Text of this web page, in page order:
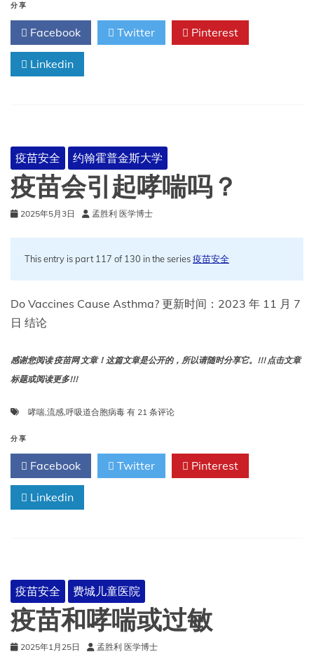
19
疫
苗
喘
的
风
险
分享
Facebook Twitter Pinterest
Linkedin
疫苗安全 约翰霍普金斯大学
疫苗会引起哮喘吗？
2025年5月3日 孟胜利 医学博士
This entry is part 117 of 130 in the series疫苗安全
Do Vaccines Cause Asthma? 更新时间：2023 年 11 月 7
日 结论
感谢您阅读 疫苗网 文章！这篇文章是公开的，所以请随时分享它。!!! 点击文章
标题或阅读更多!!!
哮喘,流感,呼吸道合胞病毒 疫
引
起
哮
有 21 条评论
分享
Facebook Twitter Pinterest
Linkedin
疫苗安全 费城儿童医院
疫苗和哮喘或过敏
2025年1月25日 孟胜利 医学博士